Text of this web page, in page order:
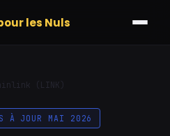
les Nuls
(LINK)
À JOUR MAI 2026